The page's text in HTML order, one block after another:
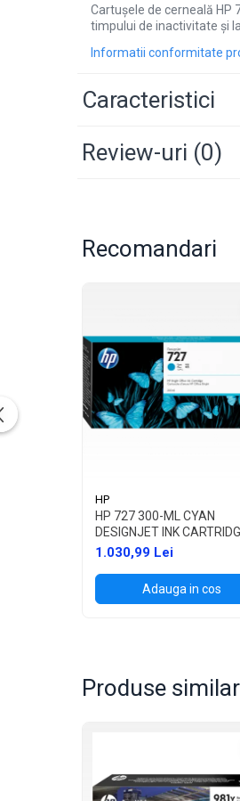
Cartuşele de cerneală HP
timpului de inactivitate şi
Informatii conformitate
Caracteristici
Review-uri (0)
Recomandari
HP
HP 727 300-ML CYAN
DESIGNJET INK
1.030,99 Lei
Adauga in cos
Produse